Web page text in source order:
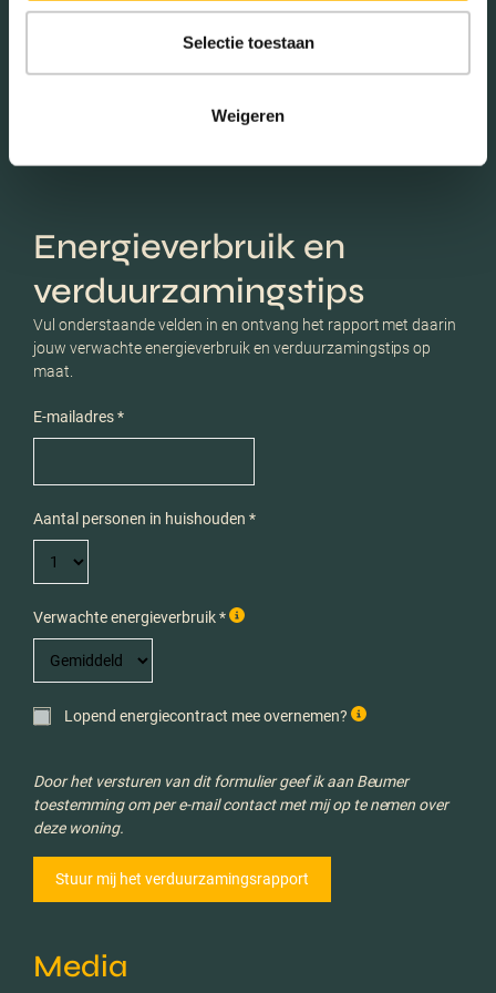
Selectie toestaan
Weigeren
Schaduwwijzer
Energieverbruik en
verduurzamingstips
Vul onderstaande velden in en ontvang het rapport met daarin
jouw verwachte energieverbruik en verduurzamingstips op
maat.
E-mailadres *
Aantal personen in huishouden *
Verwachte energieverbruik *
Lopend energiecontract mee overnemen?
Door het versturen van dit formulier geef ik aan Beumer
toestemming om per e-mail contact met mij op te nemen over
deze woning.
Media